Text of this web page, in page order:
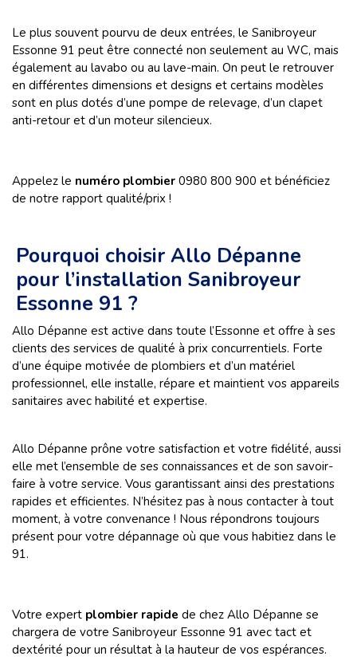
Le plus souvent pourvu de deux entrées, le Sanibroyeur
Essonne 91 peut être connecté non seulement au WC, mais
également au lavabo ou au lave-main. On peut le retrouver
en différentes dimensions et designs et certains modèles
sont en plus dotés d’une pompe de relevage, d’un clapet
anti-retour et d’un moteur silencieux.
Appelez le numéro plombier 0980 800 900 et bénéficiez
de notre rapport qualité/prix !
Pourquoi choisir Allo Dépanne
pour l’installation Sanibroyeur
Essonne 91 ?
Allo Dépanne est active dans toute l’Essonne et offre à ses
clients des services de qualité à prix concurrentiels. Forte
d’une équipe motivée de plombiers et d’un matériel
professionnel, elle installe, répare et maintient vos appareils
sanitaires avec habilité et expertise.
Allo Dépanne prône votre satisfaction et votre fidélité, aussi
elle met l’ensemble de ses connaissances et de son savoir-
faire à votre service. Vous garantissant ainsi des prestations
rapides et efficientes. N’hésitez pas à nous contacter à tout
moment, à votre convenance ! Nous répondrons toujours
présent pour votre dépannage où que vous habitiez dans le
91.
Votre expert plombier rapide de chez Allo Dépanne se
chargera de votre Sanibroyeur Essonne 91 avec tact et
dextérité pour un résultat à la hauteur de vos espérances.